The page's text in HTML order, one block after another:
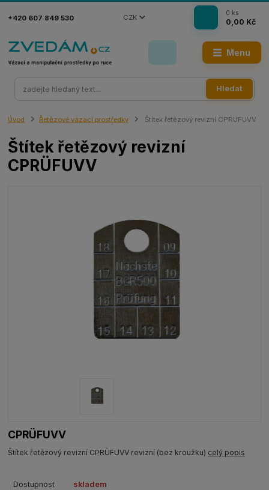
Menu
CZK
Hledat
+420 607 849 530
0 ks
0,00 Kč
Úvod Řetězové vázací prostředky Štítek řetězový revizní CPRÜFUVV
Štítek řetězový revizní
CPRÜFUVV
CPRÜFUVV
Štítek řetězový revizní CPRÜFUVV revizní (bez kroužku) celý popis
Dostupnost skladem